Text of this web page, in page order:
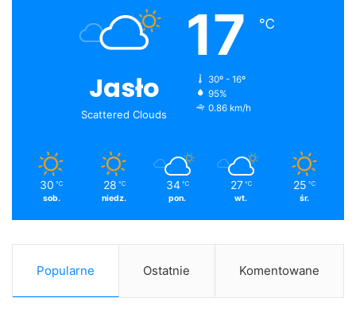
Jasło
Scattered Clouds
17 ℃
30º - 16º
95%
0.86 km/h
30 ℃
sob.
28 ℃
niedz.
34 ℃
pon.
27 ℃
wt.
25 ℃
śr.
Popularne Ostatnie Komentowane